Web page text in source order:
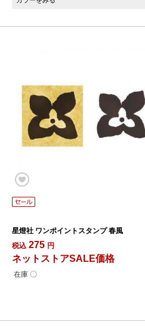
星燈社 ワンポイントスタンプ 春風
税込 275 円
ネットストアSALE価格
在庫 〇